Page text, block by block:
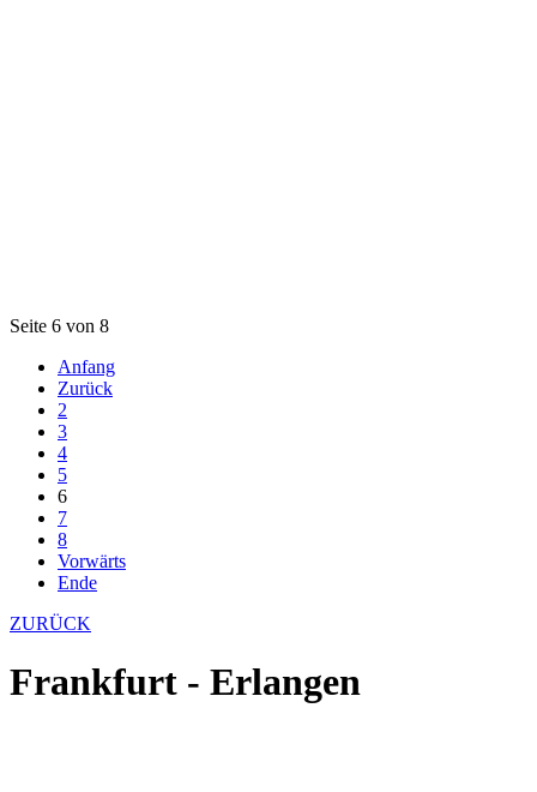
Seite 6 von 8
Anfang
Zurück
2
3
4
5
6
7
8
Vorwärts
Ende
ZURÜCK
Frankfurt - Erlangen